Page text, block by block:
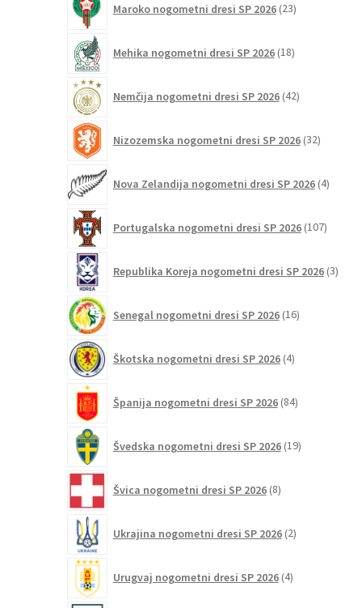
Maroko nogometni dresi SP 2026 23izdelkov
Mehika nogometni dresi SP 2026 18izdelkov
Nemčija nogometni dresi SP 2026 42izdelkov
Nizozemska nogometni dresi SP 2026 32izdelkov
Nova Zelandija nogometni dresi SP 2026 4izdelki
Portugalska nogometni dresi SP 2026 107
Republika Koreja nogometni dresi SP 2026 3
Senegal nogometni dresi SP 2026 16izdelkov
Škotska nogometni dresi SP 2026 4izdelki
Španija nogometni dresi SP 2026 84izdelkov
Švedska nogometni dresi SP 2026 19izdelkov
Švica nogometni dresi SP 2026 8izdelkov
Ukrajina nogometni dresi SP 2026 2izdelka
Urugvaj nogometni dresi SP 2026 4izdelki